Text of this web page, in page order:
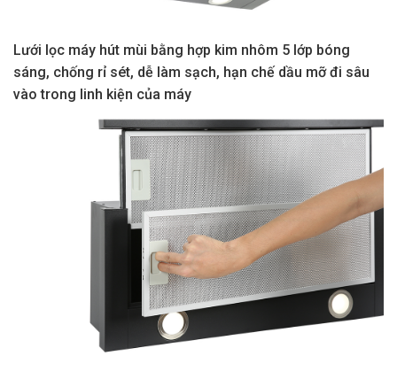
Lưới lọc máy hút mùi bằng hợp kim nhôm 5 lớp bóng
sáng, chống rỉ sét, dễ làm sạch, hạn chế dầu mỡ đi sâu
vào trong linh kiện của máy